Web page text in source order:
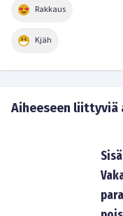
Rakkaus
Kjäh
Aiheeseen